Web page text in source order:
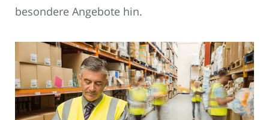
besondere Angebote hin.